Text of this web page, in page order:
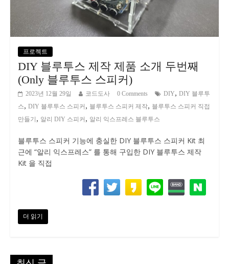
프로젝트
DIY 블루투스 제작 제품 소개 두번째
(Only 블루투스 스피커)
2023년 12월 29일 코드도사 0 Comments DIY, DIY 블루투
스, DIY 블루투스 스피커 , 블루투스 스피커 제작, 블루투스 스피커 직접
만들기 , 알리 DIY 스피커 , 알리 익스프레스 블루투스
블루투스 스피커 기능에 충실한 DIY 블루투스 스피커 Kit 최
근에 “알리 익스프레스” 를 통해 구입한 DIY 블루투스 제작
Kit 을 직접
더 읽기